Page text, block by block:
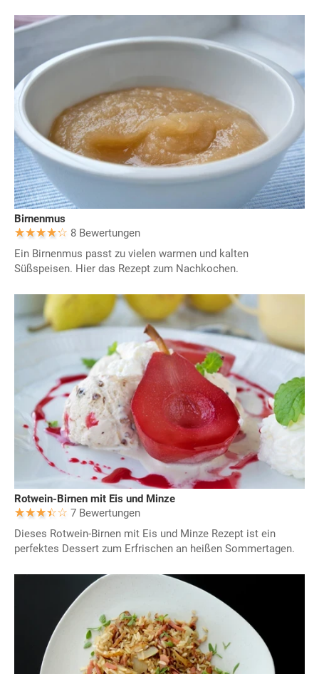
Birnenmus
8 Bewertungen
Ein Birnenmus passt zu vielen warmen und kalten
Süßspeisen. Hier das Rezept zum Nachkochen.
Rotwein-Birnen mit Eis und Minze
7 Bewertungen
Dieses Rotwein-Birnen mit Eis und Minze Rezept ist ein
perfektes Dessert zum Erfrischen an heißen Sommertagen.